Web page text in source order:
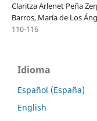
Claritza Arlenet Peña
Barros, María de Los
110-116
Idioma
Español (España)
English